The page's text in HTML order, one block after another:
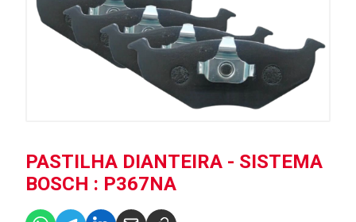
PASTILHA DIANTEIRA - SISTEMA
BOSCH : P367NA